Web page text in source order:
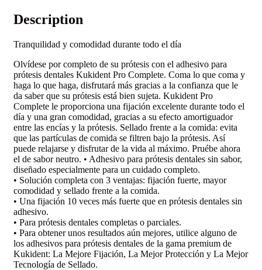
Description
Tranquilidad y comodidad durante todo el día
Olvídese por completo de su prótesis con el adhesivo para
prótesis dentales Kukident Pro Complete. Coma lo que coma y
haga lo que haga, disfrutará más gracias a la confianza que le
da saber que su prótesis está bien sujeta. Kukident Pro
Complete le proporciona una fijación excelente durante todo el
día y una gran comodidad, gracias a su efecto amortiguador
entre las encías y la prótesis. Sellado frente a la comida: evita
que las partículas de comida se filtren bajo la prótesis. Así
puede relajarse y disfrutar de la vida al máximo. Pruébe ahora
el de sabor neutro. • Adhesivo para prótesis dentales sin sabor,
diseñado especialmente para un cuidado completo.
• Solución completa con 3 ventajas: fijación fuerte, mayor
comodidad y sellado frente a la comida.
• Una fijación 10 veces más fuerte que en prótesis dentales sin
adhesivo.
• Para prótesis dentales completas o parciales.
• Para obtener unos resultados aún mejores, utilice alguno de
los adhesivos para prótesis dentales de la gama premium de
Kukident: La Mejore Fijación, La Mejor Protección y La Mejor
Tecnología de Sellado.